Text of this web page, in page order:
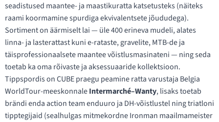
seadistused maantee- ja maastikuratta katsetusteks (näiteks
raami koormamine spurdiga ekvivalentsete jõududega).
Sortiment on äärmiselt lai — üle 400 erineva mudeli, alates
linna- ja lasterattast kuni e-rataste, gravelite, MTB-de ja
täisprofessionaalsete maantee võistlusmasinateni — ning seda
toetab ka oma rõivaste ja aksessuaaride kollektsioon.
Tippspordis on CUBE praegu peamine ratta varustaja Belgia
WorldTour-meeskonnaleIntermarché–Wanty, lisaks toetab
brändi enda action team enduuro ja DH-võistlustel ning triatloni
tipptegijaid (sealhulgas mitmekordne Ironman maailmameister